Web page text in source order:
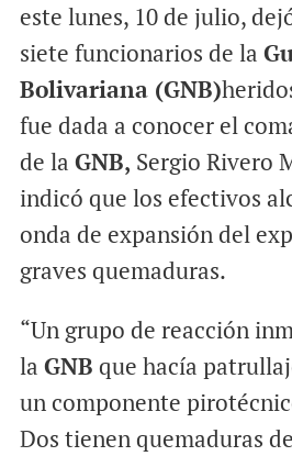
k
p
este lunes, 10 de julio,
siete funcionarios de la
Bolivariana (GNB)
fue dada a conocer el
de la GNB, Sergio Rivero
indicó que los efectivos
onda de expansión del
graves quemaduras.
“Un grupo de reacción
la GNB que hacía
un componente
Dos tienen quemaduras